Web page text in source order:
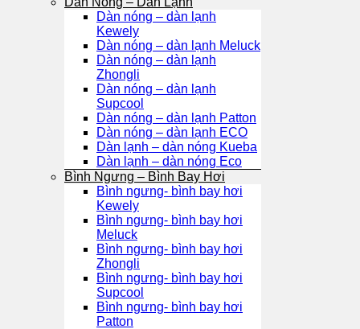
Dàn nóng – dàn lạnh
Kewely
Dàn nóng – dàn lạnh Meluck
Dàn nóng – dàn lạnh
Zhongli
Dàn nóng – dàn lạnh
Supcool
Dàn nóng – dàn lạnh Patton
Dàn nóng – dàn lạnh ECO
Dàn lạnh – dàn nóng Kueba
Dàn lạnh – dàn nóng Eco
Bình Ngưng – Bình Bay Hơi
Bình ngưng- bình bay hơi
Kewely
Bình ngưng- bình bay hơi
Meluck
Bình ngưng- bình bay hơi
Zhongli
Bình ngưng- bình bay hơi
Supcool
Bình ngưng- bình bay hơi
Patton